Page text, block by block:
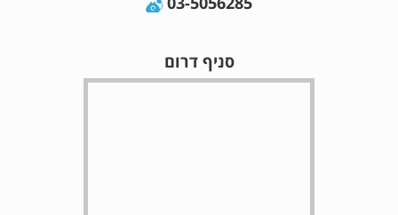
סניף דרום